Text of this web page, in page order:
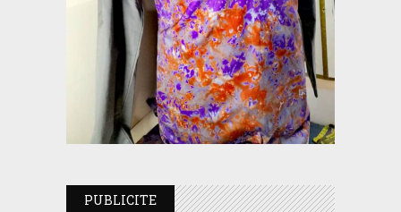
PUBLICITE